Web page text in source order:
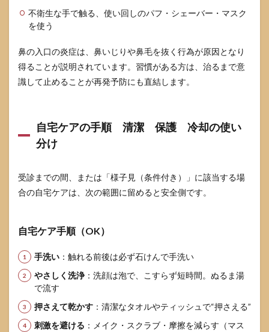
不衛生な手で触る、使い回しのパフ・シェーバー・マスク
を使う
鼻の入口の炎症は、鼻いじりや鼻毛を抜く行為が原因となり
得ることが説明されています。習慣がある方は、治るまで意
識して止めることが再発予防にも直結します。
自宅ケアの手順 清潔 保護 冷却の使い
分け
受診までの間、または「様子見（条件付き）」に該当する場
合の自宅ケアは、次の範囲に留めると安全側です。
自宅ケア手順（OK）
手洗い ：触れる前後は必ず石けんで手洗い
やさしく洗浄：洗顔は泡で、こすらず短時間。ぬるま湯
で流す
押さえて乾かす ：清潔なタオルやティッシュで“押さえる”
刺激を避ける ：メイク・スクラブ・摩擦を減らす（マス